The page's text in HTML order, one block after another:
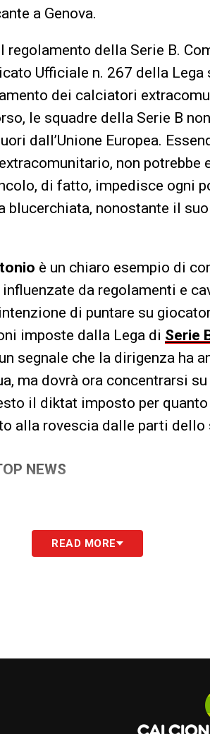
a Genova.
della Serie B.
Ufficiale n. 267 della
dei calciatori
le squadre della Serie B
dall’Unione Europea.
non potrebbe
di fatto, impedisce ogni
blucerchiata, nonostante il
è un chiaro esempio di
da regolamenti e
di puntare su
imposte dalla Lega di Serie
segnale che la dirigenza ha
ma dovrà ora concentrarsi
il diktat imposto per
alla rovescia dalle parti
NEWS
READ MORE